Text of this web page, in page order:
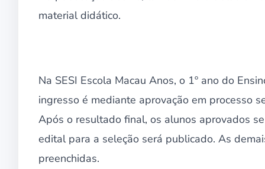
material didático.
Na SESI Escola Macau Anos, o 1º ano do
ingresso é mediante aprovação em processo
Após o resultado final, os alunos aprovados
edital para a seleção será publicado. As
preenchidas.